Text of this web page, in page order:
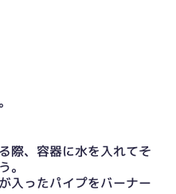
際、容器に水を入れてそ
。
入ったパイプをバーナー